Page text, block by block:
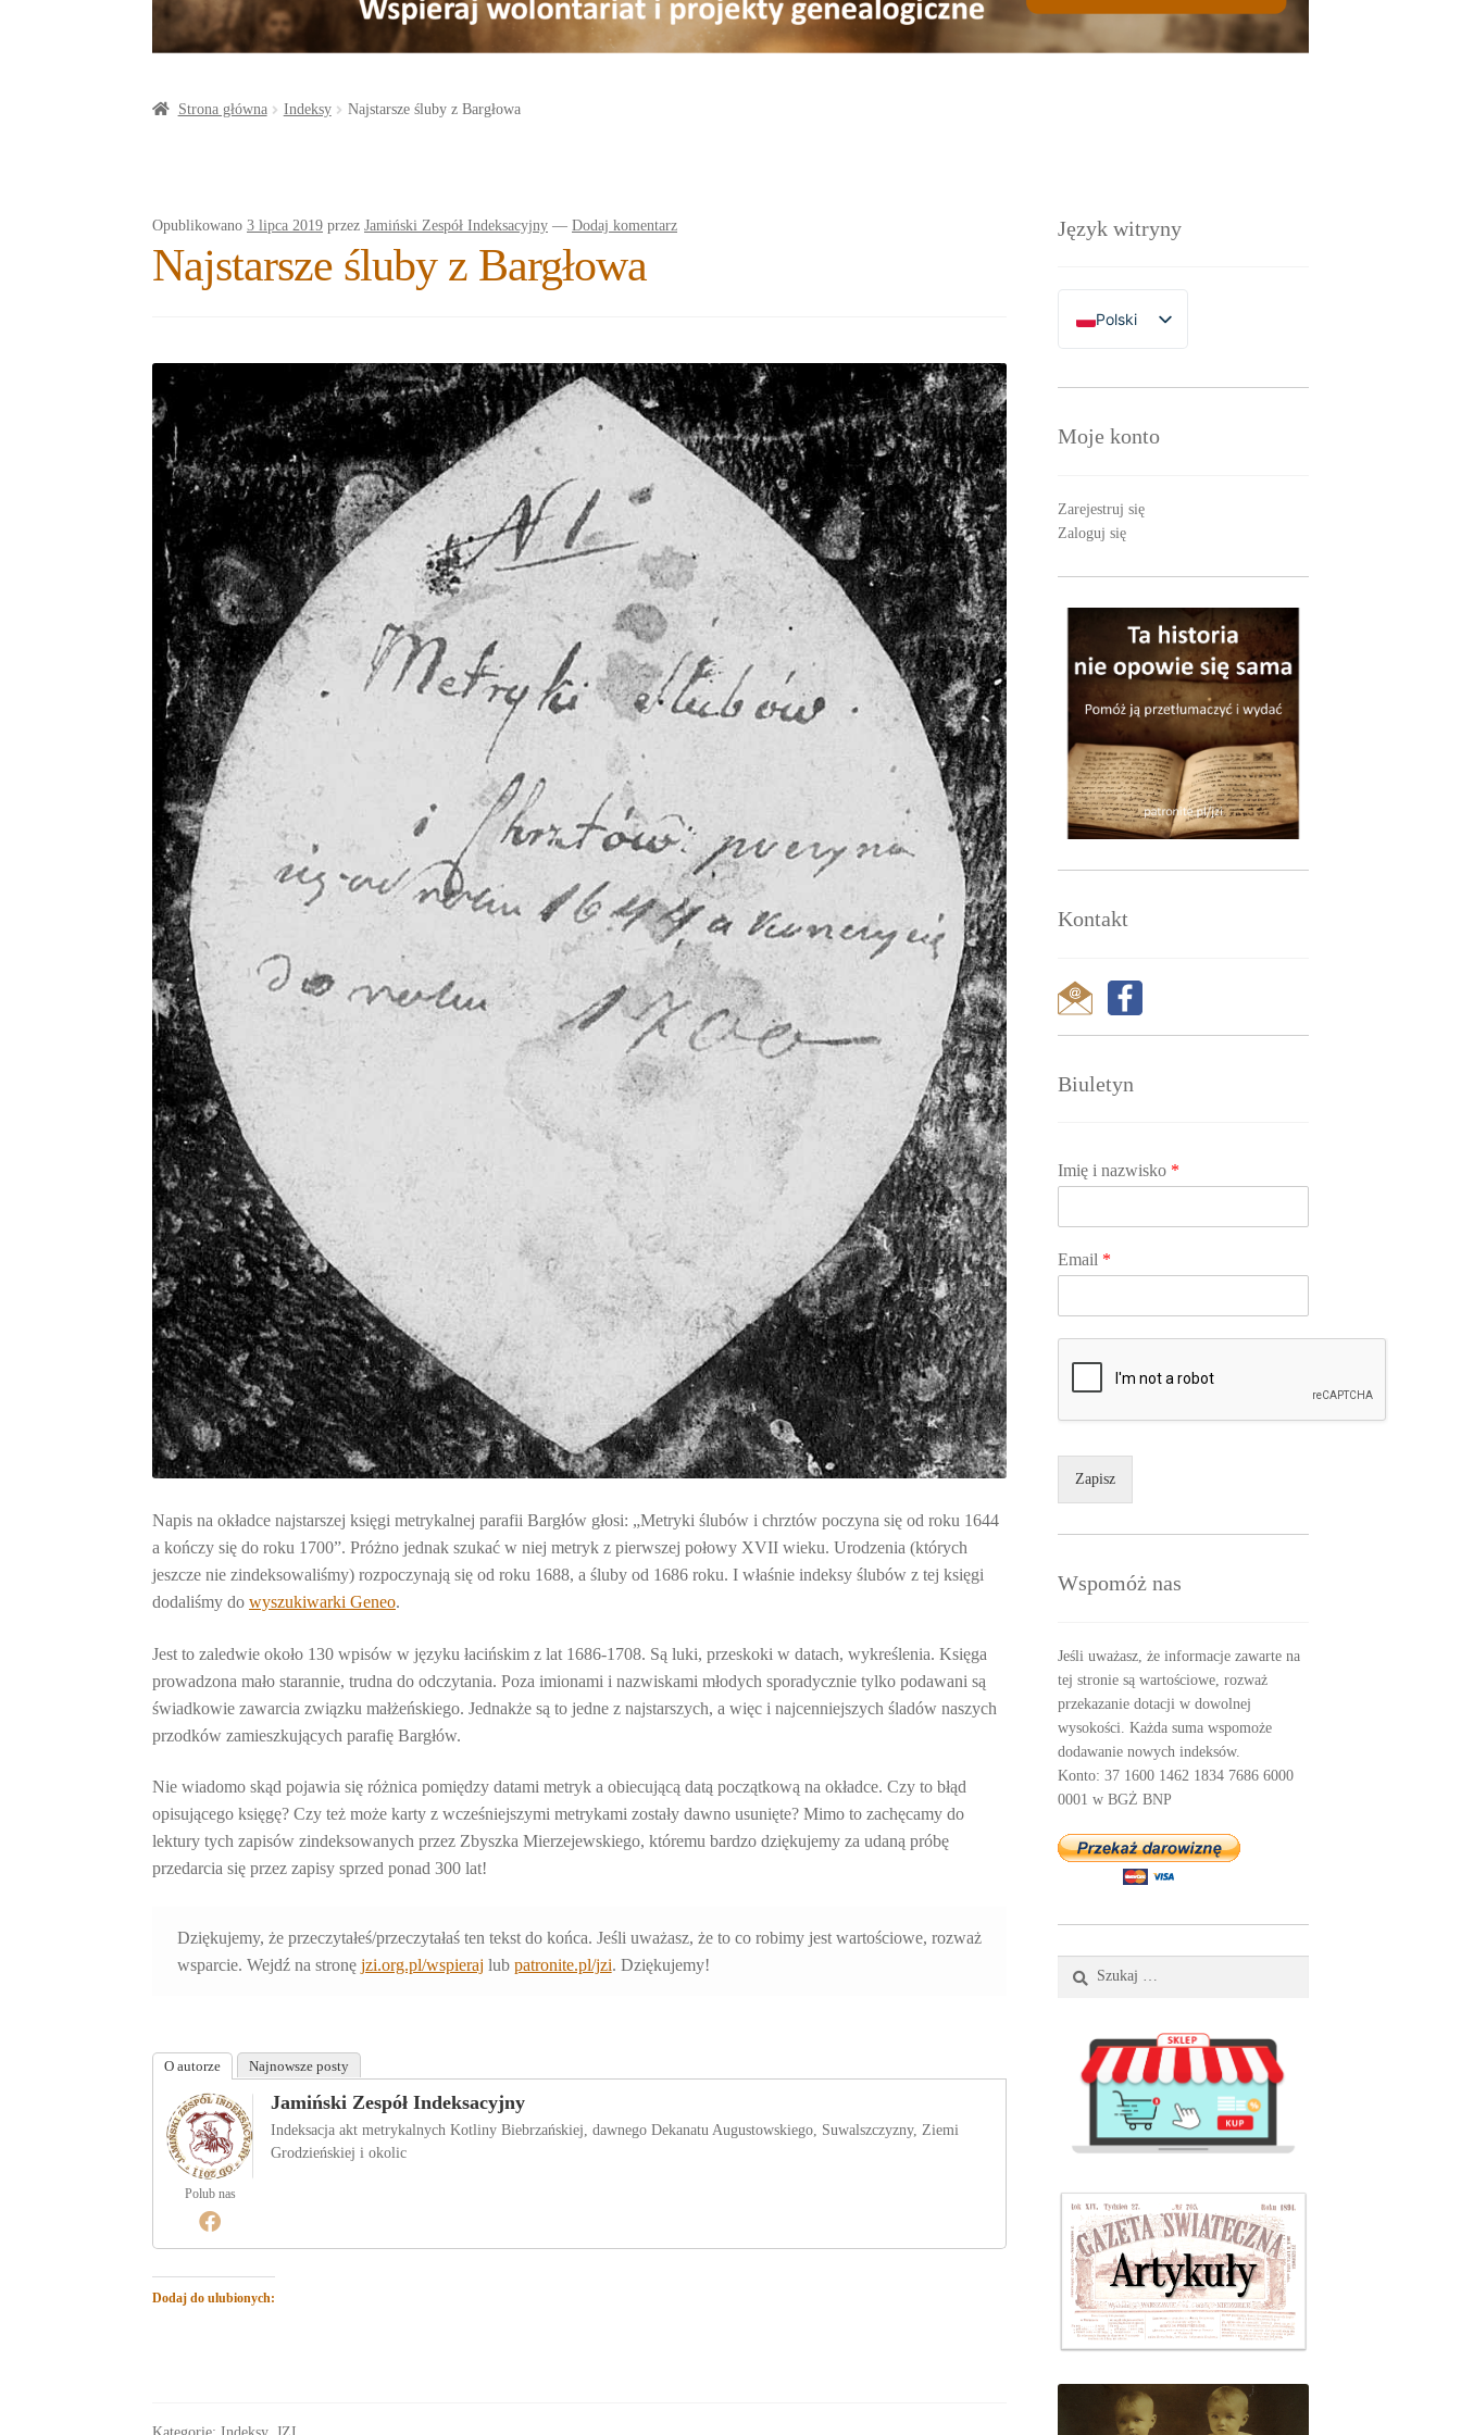
Strona główna Indeksy Najstarsze śluby z Bargłowa
Opublikowano3 lipca 2019 przezJamiński Zespół Indeksacyjny —Dodaj komentarz
Najstarsze śluby z Bargłowa
Napis na okładce najstarszej księgi metrykalnej parafii Bargłów głosi: „Metryki ślubów i chrztów poczyna się od roku 1644
a kończy się do roku 1700”. Próżno jednak szukać w niej metryk z pierwszej połowy XVII wieku. Urodzenia (których
jeszcze nie zindeksowaliśmy) rozpoczynają się od roku 1688, a śluby od 1686 roku. I właśnie indeksy ślubów z tej księgi
dodaliśmy dowyszukiwarki Geneo.
Jest to zaledwie około 130 wpisów w języku łacińskim z lat 1686-1708. Są luki, przeskoki w datach, wykreślenia. Księga
prowadzona mało starannie, trudna do odczytania. Poza imionami i nazwiskami młodych sporadycznie tylko podawani są
świadkowie zawarcia związku małżeńskiego. Jednakże są to jedne z najstarszych, a więc i najcenniejszych śladów naszych
przodków zamieszkujących parafię Bargłów.
Nie wiadomo skąd pojawia się różnica pomiędzy datami metryk a obiecującą datą początkową na okładce. Czy to błąd
opisującego księgę? Czy też może karty z wcześniejszymi metrykami zostały dawno usunięte? Mimo to zachęcamy do
lektury tych zapisów zindeksowanych przez Zbyszka Mierzejewskiego, któremu bardzo dziękujemy za udaną próbę
przedarcia się przez zapisy sprzed ponad 300 lat!
Dziękujemy, że przeczytałeś/przeczytałaś ten tekst do końca. Jeśli uważasz, że to co robimy jest wartościowe, rozważ
wsparcie. Wejdź na stronę jzi.org.pl/wspieraj lub patronite.pl/jzi. Dziękujemy!
O autorze Najnowsze posty
Polub nas
Jamiński Zespół Indeksacyjny
Indeksacja akt metrykalnych Kotliny Biebrzańskiej, dawnego Dekanatu Augustowskiego, Suwalszczyzny, Ziemi
Grodzieńskiej i okolic
Dodaj do ulubionych:
Język witryny
Polski
English
Moje konto
Zarejestruj się
Zaloguj się
Kontakt
Biuletyn
Imię i nazwisko *
Email *
Zapisz
Wspomóż nas
Jeśli uważasz, że informacje zawarte na
tej stronie są wartościowe, rozważ
przekazanie dotacji w dowolnej
wysokości. Każda suma wspomoże
dodawanie nowych indeksów.
Konto: 37 1600 1462 1834 7686 6000
0001 w BGŻ BNP